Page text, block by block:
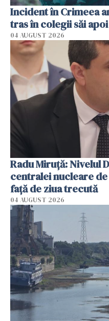
Incident în Crimeea
tras în colegii săi
04 AUGUST 2026
Radu Miruţă: Nivelul
centralei nucleare
faţă de ziua trecută
04 AUGUST 2026